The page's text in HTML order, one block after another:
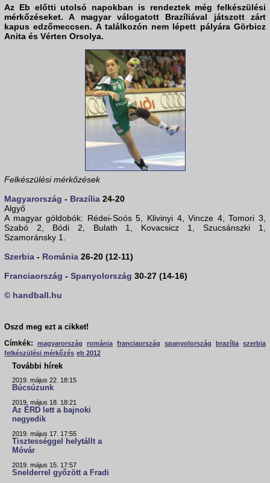
Az Eb előtti utolsó napokban is rendeztek még felkészülési
mérkőzéseket. A magyar válogatott Brazíliával játszott zárt
kapus edzőmeccsen. A találkozón nem lépett pályára Görbicz
Anita és Vérten Orsolya.
Felkészülési mérkőzések
Magyarország - Brazília 24-20
Algyő
A magyar góldobók: Rédei-Soós 5, Klivinyi 4, Vincze 4, Tomori 3,
Szabó 2, Bódi 2, Bulath 1, Kovacsicz 1, Szucsánszki 1,
Szamoránsky 1.
Szerbia - Románia 26-20 (12-11)
Franciaország - Spanyolország 30-27 (14-16)
© handball.hu
Oszd meg ezt a cikket!
Címkék:
magyarország románia franciaország spanyolország brazília szerbia
felkészülési mérkőzés eb 2012
További hírek
2019. május 22. 18:15
Búcsúzunk
2019. május 18. 18:21
Az ÉRD lett a bajnoki
negyedik
2019. május 17. 17:55
Tisztességgel helytállt a
Móvár
2019. május 15. 17:57
Snelderrel győzött a Fradi